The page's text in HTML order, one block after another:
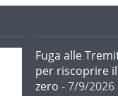
Fuga alle
per riscoprire
zero - 7/9/2026